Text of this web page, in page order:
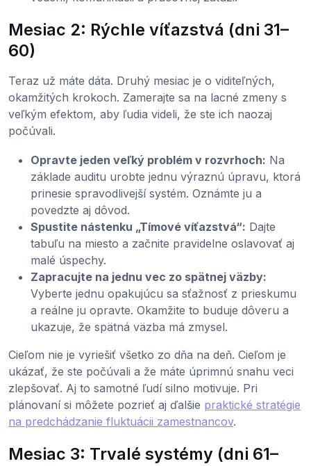
Mesiac 2: Rýchle víťazstvá (dni 31–
60)
Teraz už máte dáta. Druhý mesiac je o viditeľných,
okamžitých krokoch. Zamerajte sa na lacné zmeny s
veľkým efektom, aby ľudia videli, že ste ich naozaj
počúvali.
Opravte jeden veľký problém v rozvrhoch: Na
základe auditu urobte jednu výraznú úpravu, ktorá
prinesie spravodlivejší systém. Oznámte ju a
povedzte aj dôvod.
Spustite nástenku „Tímové víťazstvá“: Dajte
tabuľu na miesto a začnite pravidelne oslavovať aj
malé úspechy.
Zapracujte na jednu vec zo spätnej väzby:
Vyberte jednu opakujúcu sa sťažnosť z prieskumu
a reálne ju opravte. Okamžite to buduje dôveru a
ukazuje, že spätná väzba má zmysel.
Cieľom nie je vyriešiť všetko zo dňa na deň. Cieľom je
ukázať, že ste počúvali a že máte úprimnú snahu veci
zlepšovať. Aj to samotné ľudí silno motivuje. Pri
plánovaní si môžete pozrieť aj ďalšie praktické stratégie
na predchádzanie fluktuácii zamestnancov.
Mesiac 3: Trvalé systémy (dni 61–